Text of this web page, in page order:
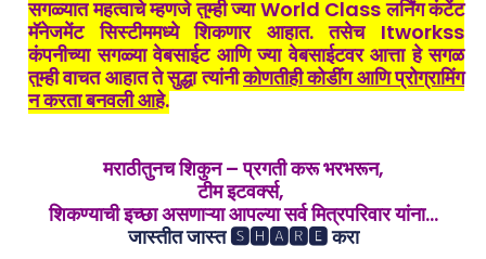
सगळ्यात महत्वाचे म्हणजे तुम्ही ज्या World Class लर्निंग कंटेंट
मॅनेजमेंट सिस्टीममध्ये शिकणार आहात. तसेच Itworkss
कंपनीच्या सगळ्या वेबसाईट आणि ज्या वेबसाईटवर आत्ता हे सगळ
तुम्ही वाचत आहात तेसुद्धा त्यांनीकोणतीही कोडींग आणि प्रोग्रामिंग
न करता बनवली आहे.
मराठीतुनच शिकुन – प्रगती करू भरभरून,
टीम इटवर्क्स,
शिकण्याची इच्छा असणाऱ्या आपल्या सर्व मित्रपरिवार यांना…
जास्तीत जास्त 🆂🅷🅰🆁🅴 करा